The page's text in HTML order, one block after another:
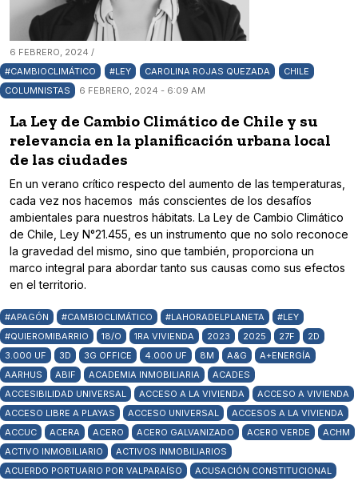
6 FEBRERO, 2024 /
#CAMBIOCLIMÁTICO
#LEY CAROLINA ROJAS QUEZADA
CHILE
COLUMNISTAS
6 FEBRERO, 2024 - 6:09 AM
La Ley de Cambio Climático de Chile y su
relevancia en la planificación urbana local
de las ciudades
En un verano crítico respecto del aumento de las temperaturas,
cada vez nos hacemos más conscientes de los desafíos
ambientales para nuestros hábitats. La Ley de Cambio Climático
de Chile, Ley N°21.455, es un instrumento que no solo reconoce
la gravedad del mismo, sino que también, proporciona un
marco integral para abordar tanto sus causas como sus efectos
en el territorio.
#APAGÓN #CAMBIOCLIMÁTICO #LAHORADELPLANETA
#LEY
#QUIEROMIBARRIO
18/O 1RA VIVIENDA 2023 2025 27F
2D
3.000 UF
3D 3G OFFICE 4.000 UF 8M A&G
A+ENERGÍA
AARHUS
ABIF ACADEMIA INMOBILIARIA
ACADES
ACCESIBILIDAD UNIVERSAL
ACCESO A LA VIVIENDA
ACCESO A VIVIENDA
ACCESO LIBRE A PLAYAS
ACCESO UNIVERSAL
ACCESOS A LA VIVIENDA
ACCUC
ACERA ACERO ACERO GALVANIZADO ACERO VERDE
ACHM
ACTIVO INMOBILIARIO
ACTIVOS INMOBILIARIOS
ACUERDO PORTUARIO POR VALPARAÍSO
ACUSACIÓN CONSTITUCIONAL